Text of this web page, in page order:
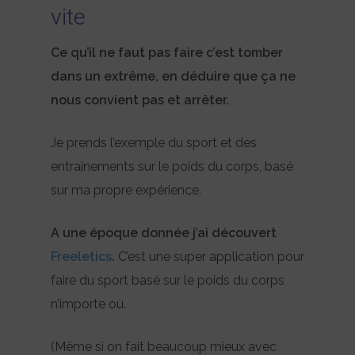
vite
Ce qu’il ne faut pas faire c’est tomber
dans un extrême, en déduire que ça ne
nous convient pas et arrêter.
Je prends l’exemple du sport et des
entrainements sur le poids du corps, basé
sur ma propre expérience.
A une époque donnée j’ai découvert
Freeletics. C’est une super application pour
faire du sport basé sur le poids du corps
n’importe où.
(Même si on fait beaucoup mieux avec